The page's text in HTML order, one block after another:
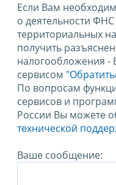
Если Вам
о деятельности
территориальных
получить
налогообложения -
сервисом
По вопросам
сервисов и
России Вы можете
технической
Ваше сообщение: